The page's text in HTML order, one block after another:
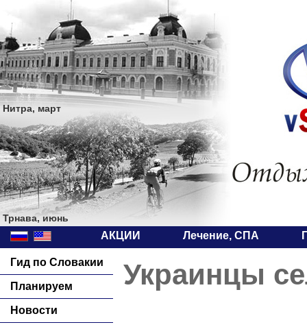
Нитра, март
Трнава, июнь
АКЦИИ Лечение, СПА
Гид по Словакии
Планируем
Новости
Украинцы